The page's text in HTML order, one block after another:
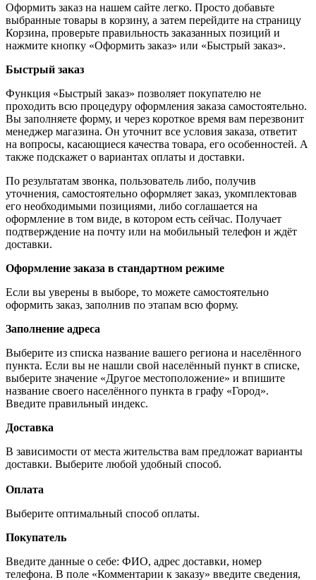
Оформить заказ на нашем сайте легко. Просто добавьте
выбранные товары в корзину, а затем перейдите на страницу
Корзина, проверьте правильность заказанных позиций и
нажмите кнопку «Оформить заказ» или «Быстрый заказ».
Быстрый заказ
Функция «Быстрый заказ» позволяет покупателю не
проходить всю процедуру оформления заказа самостоятельно.
Вы заполняете форму, и через короткое время вам перезвонит
менеджер магазина. Он уточнит все условия заказа, ответит
на вопросы, касающиеся качества товара, его особенностей. А
также подскажет о вариантах оплаты и доставки.
По результатам звонка, пользователь либо, получив
уточнения, самостоятельно оформляет заказ, укомплектовав
его необходимыми позициями, либо соглашается на
оформление в том виде, в котором есть сейчас. Получает
подтверждение на почту или на мобильный телефон и ждёт
доставки.
Оформление заказа в стандартном режиме
Если вы уверены в выборе, то можете самостоятельно
оформить заказ, заполнив по этапам всю форму.
Заполнение адреса
Выберите из списка название вашего региона и населённого
пункта. Если вы не нашли свой населённый пункт в списке,
выберите значение «Другое местоположение» и впишите
название своего населённого пункта в графу «Город».
Введите правильный индекс.
Доставка
В зависимости от места жительства вам предложат варианты
доставки. Выберите любой удобный способ.
Оплата
Выберите оптимальный способ оплаты.
Покупатель
Введите данные о себе: ФИО, адрес доставки, номер
телефона. В поле «Комментарии к заказу» введите сведения,